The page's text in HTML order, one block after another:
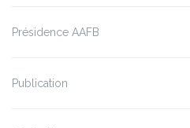
Présidence AAFB
Publication